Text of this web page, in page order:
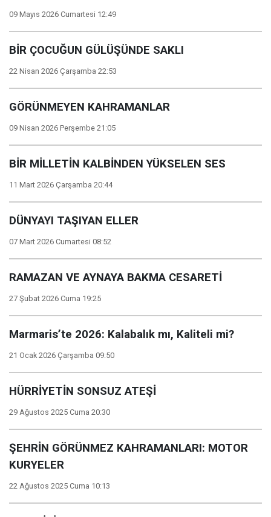
09 Mayıs 2026 Cumartesi 12:49
BİR ÇOCUĞUN GÜLÜŞÜNDE SAKLI
22 Nisan 2026 Çarşamba 22:53
GÖRÜNMEYEN KAHRAMANLAR
09 Nisan 2026 Perşembe 21:05
BİR MİLLETİN KALBİNDEN YÜKSELEN SES
11 Mart 2026 Çarşamba 20:44
DÜNYAYI TAŞIYAN ELLER
07 Mart 2026 Cumartesi 08:52
RAMAZAN VE AYNAYA BAKMA CESARETİ
27 Şubat 2026 Cuma 19:25
Marmaris’te 2026: Kalabalık mı, Kaliteli mi?
21 Ocak 2026 Çarşamba 09:50
HÜRRİYETİN SONSUZ ATEŞİ
29 Ağustos 2025 Cuma 20:30
ŞEHRİN GÖRÜNMEZ KAHRAMANLARI: MOTOR
KURYELER
22 Ağustos 2025 Cuma 10:13